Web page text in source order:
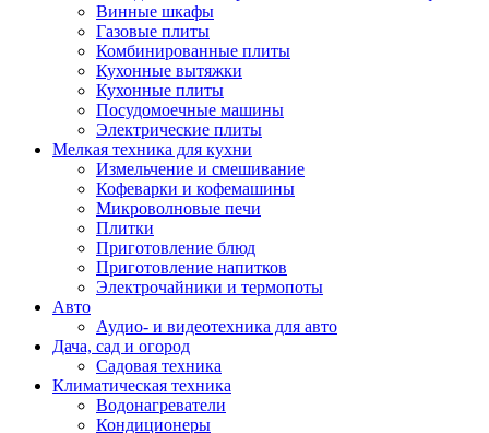
Винные шкафы
Газовые плиты
Комбинированные плиты
Кухонные вытяжки
Кухонные плиты
Посудомоечные машины
Электрические плиты
Мелкая техника для кухни
Измельчение и смешивание
Кофеварки и кофемашины
Микроволновые печи
Плитки
Приготовление блюд
Приготовление напитков
Электрочайники и термопоты
Авто
Аудио- и видеотехника для авто
Дача, сад и огород
Садовая техника
Климатическая техника
Водонагреватели
Кондиционеры